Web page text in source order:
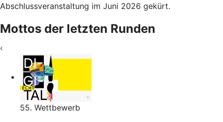
Abschlussveranstaltung im Juni 2026 gekürt.
Mottos der letzten Runden
‹
55. Wettbewerb